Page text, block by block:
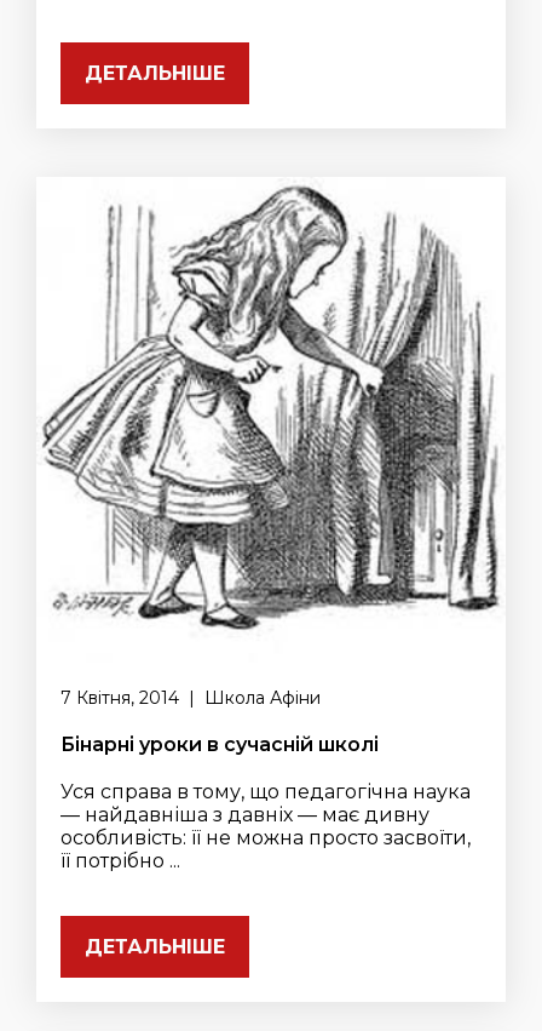
ДЕТАЛЬНІШЕ
7 Квітня, 2014 | Школа Афіни
Бінарні уроки в сучасній школі
Уся справа в тому, що педагогічна наука
— найдавніша з давніх — має дивну
особливість: її не можна просто засвоїти,
її потрібно ...
ДЕТАЛЬНІШЕ